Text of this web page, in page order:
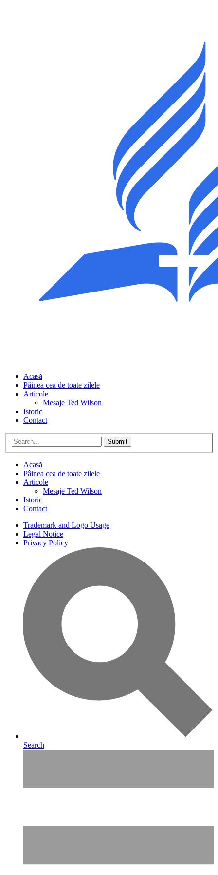
Acasă
Pâinea cea de toate zilele
Articole
Mesaje Ted Wilson
Istoric
Contact
Submit
Acasă
Pâinea cea de toate zilele
Articole
Mesaje Ted Wilson
Istoric
Contact
Trademark and Logo Usage
Legal Notice
Privacy Policy
Search